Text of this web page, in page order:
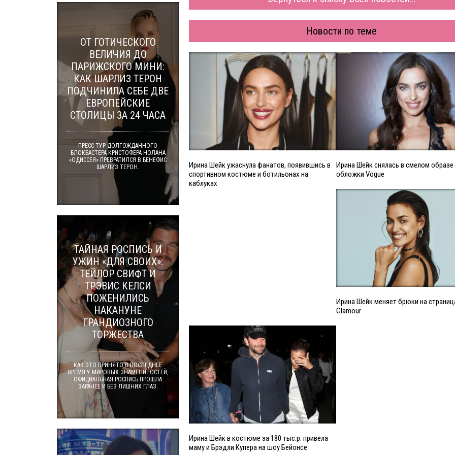
Новости по теме
Ирина Шейк ужаснула фанатов, появившись в
спортивном костюме и ботильонах на
каблуках
Ирина Шейк снялась в смелом
обложки Vogue
Ирина Шейк меняет брюки на
Glamour
Ирина Шейк в костюме за 180 тыс.р. привела
маму и Брэдли Купера на шоу Бейонсе
ОТ ГОТИЧЕСКОГО
ВЕЛИЧИЯ ДО
ПАРИЖСКОГО МИНИ:
КАК ШАРЛИЗ ТЕРОН
ПОДЧИНИЛА СЕБЕ ДВЕ
ЕВРОПЕЙСКИЕ
СТОЛИЦЫ ЗА 24 ЧАСА
ПРЕСС-ТУР ДОЛГОЖДАННОГО
БЛОКБАСТЕРА КРИСТОФЕРА НОЛАНА
«ОДИССЕЯ» ПРЕВРАТИЛСЯ В БЕНЕФИС
ШАРЛИЗ ТЕРОН.
ТАЙНАЯ РОСПИСЬ И
УЖИН «ДЛЯ СВОИХ»:
ТЕЙЛОР СВИФТ И
ТРЭВИС КЕЛСИ
ПОЖЕНИЛИСЬ
НАКАНУНЕ
ГРАНДИОЗНОГО
ТОРЖЕСТВА
КАК ЭТО ПРИНЯТО В ПОСЛЕДНЕЕ
ВРЕМЯ У МИРОВЫХ ЗНАМЕНИТОСТЕЙ,
ОФИЦИАЛЬНАЯ РОСПИСЬ ПРОШЛА
ЗАРАНЕЕ И БЕЗ ЛИШНИХ ГЛАЗ.